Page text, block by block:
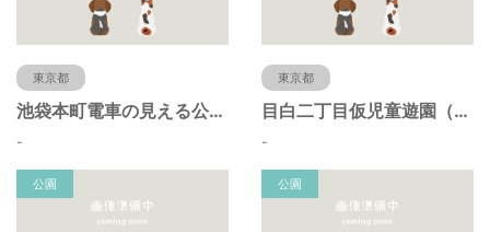
東京都
池袋本町電車の見える公園（東京都豊島区）
-
東京都
目白二丁目仮児童遊園（東京都豊島区）
-
公園 公園